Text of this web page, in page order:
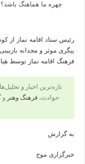
چهره ما هماهنگ باشد؟
رئیس ستاد اقامه نماز از
پیگری موثر و مجدانه
فرهنگ اقامه نماز توسط
تازه‌ترین اخبار و
حوادث، فرهنگ وهنر و
به گزارش
خبرگزاری موج